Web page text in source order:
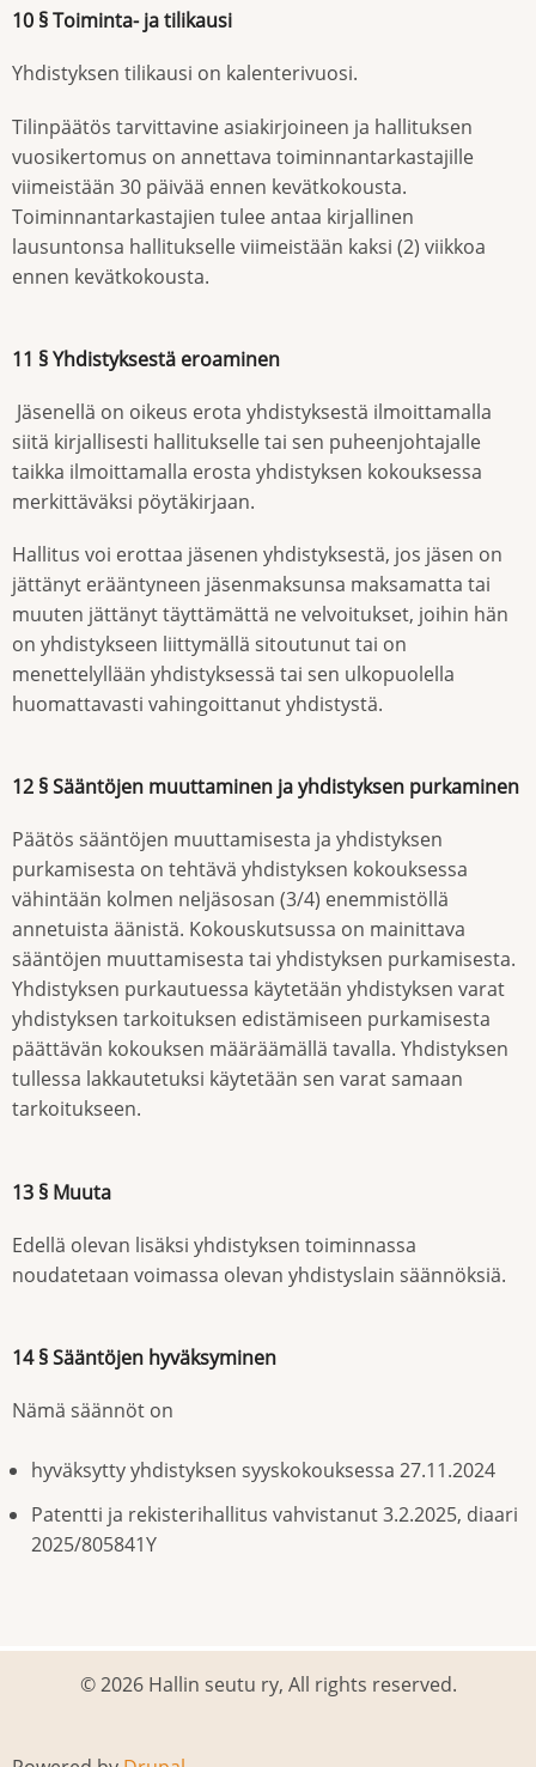
10 § Toiminta- ja tilikausi
Yhdistyksen tilikausi on kalenterivuosi.
Tilinpäätös tarvittavine asiakirjoineen ja hallituksen
vuosikertomus on annettava toiminnantarkastajille
viimeistään 30 päivää ennen kevätkokousta.
Toiminnantarkastajien tulee antaa kirjallinen
lausuntonsa hallitukselle viimeistään kaksi (2) viikkoa
ennen kevätkokousta.
11 § Yhdistyksestä eroaminen
Jäsenellä on oikeus erota yhdistyksestä ilmoittamalla
siitä kirjallisesti hallitukselle tai sen puheenjohtajalle
taikka ilmoittamalla erosta yhdistyksen kokouksessa
merkittäväksi pöytäkirjaan.
Hallitus voi erottaa jäsenen yhdistyksestä, jos jäsen on
jättänyt erääntyneen jäsenmaksunsa maksamatta tai
muuten jättänyt täyttämättä ne velvoitukset, joihin hän
on yhdistykseen liittymällä sitoutunut tai on
menettelyllään yhdistyksessä tai sen ulkopuolella
huomattavasti vahingoittanut yhdistystä.
12 § Sääntöjen muuttaminen ja yhdistyksen purkaminen
Päätös sääntöjen muuttamisesta ja yhdistyksen
purkamisesta on tehtävä yhdistyksen kokouksessa
vähintään kolmen neljäsosan (3/4) enemmistöllä
annetuista äänistä. Kokouskutsussa on mainittava
sääntöjen muuttamisesta tai yhdistyksen purkamisesta.
Yhdistyksen purkautuessa käytetään yhdistyksen varat
yhdistyksen tarkoituksen edistämiseen purkamisesta
päättävän kokouksen määräämällä tavalla. Yhdistyksen
tullessa lakkautetuksi käytetään sen varat samaan
tarkoitukseen.
13 § Muuta
Edellä olevan lisäksi yhdistyksen toiminnassa
noudatetaan voimassa olevan yhdistyslain säännöksiä.
14 § Sääntöjen hyväksyminen
Nämä säännöt on
hyväksytty yhdistyksen syyskokouksessa 27.11.2024
Patentti ja rekisterihallitus vahvistanut 3.2.2025, diaari
2025/805841Y
© 2026 Hallin seutu ry, All rights reserved.